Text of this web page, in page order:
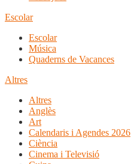
Escolar
Escolar
Música
Quaderns de Vacances
Altres
Altres
Anglès
Art
Calendaris i Agendes 2026
Ciència
Cinema i Televisió